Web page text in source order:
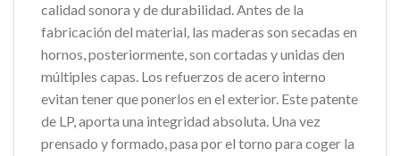
calidad sonora y de durabilidad. Antes de la
fabricación del material, las maderas son secadas en
hornos, posteriormente, son cortadas y unidas den
múltiples capas. Los refuerzos de acero interno
evitan tener que ponerlos en el exterior. Este patente
de LP, aporta una integridad absoluta. Una vez
prensado y formado, pasa por el torno para coger la